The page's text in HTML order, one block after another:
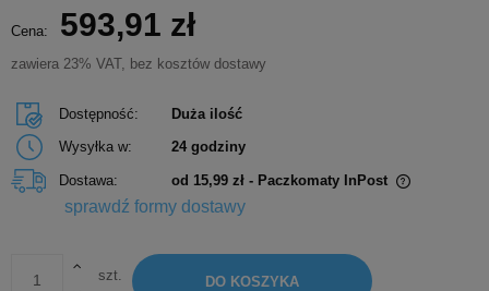
Cena: 593,91 zł
zawiera 23% VAT, bez kosztów dostawy
Dostępność:
Duża ilość
Wysyłka w:
24 godziny
Dostawa: od 15,99 zł - Paczkomaty InPost
Cena nie zawiera ewentualnych kosztów płatności
sprawdź formy dostawy
szt. DO KOSZYKA